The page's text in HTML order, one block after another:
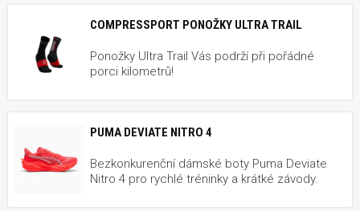
COMPRESSPORT PONOŽKY ULTRA TRAIL
Ponožky Ultra Trail Vás podrží při pořádné
porci kilometrů!
PUMA DEVIATE NITRO 4
Bezkonkurenční dámské boty Puma Deviate
Nitro 4 pro rychlé tréninky a krátké závody.